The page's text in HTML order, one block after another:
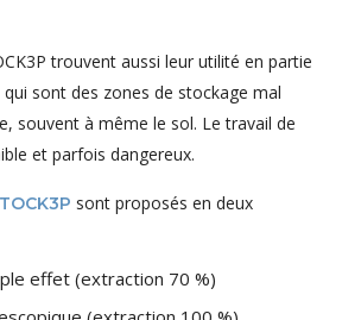
trouvent aussi leur utilité en partie
sont des zones de stockage mal
souvent à même le sol. Le travail de
et parfois dangereux.
sont proposés en deux
effet (extraction 70 %)